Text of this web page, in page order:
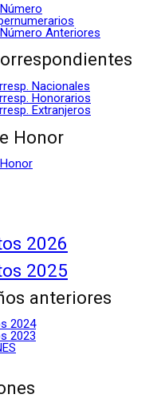
Anteriores
Nacionales
Honorarios
Extranjeros
Honor
2026
2025
anteriores
2024
2023